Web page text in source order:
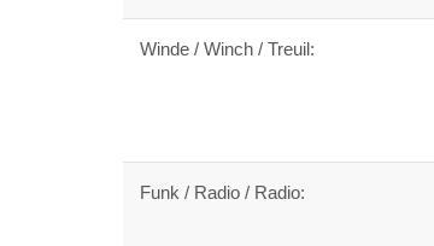
Winde / Winch / Treuil:
Funk / Radio / Radio: